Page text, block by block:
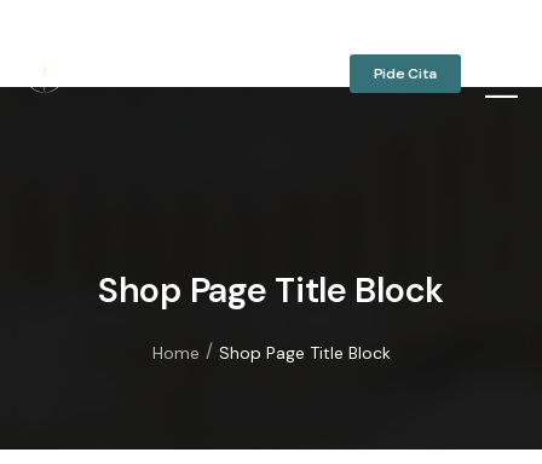
Pide Cita
Shop Page Title Block
Home / Shop Page Title Block